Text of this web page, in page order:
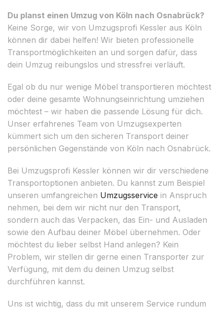
Du planst einen Umzug von Köln nach Osnabrück?
Keine Sorge, wir von Umzugsprofi Kessler aus Köln
können dir dabei helfen! Wir bieten professionelle
Transportmöglichkeiten an und sorgen dafür, dass
dein Umzug reibungslos und stressfrei verläuft.
Egal ob du nur wenige Möbel transportieren möchtest
oder deine gesamte Wohnungseinrichtung umziehen
möchtest – wir haben die passende Lösung für dich.
Unser erfahrenes Team von Umzugsexperten
kümmert sich um den sicheren Transport deiner
persönlichen Gegenstände von Köln nach Osnabrück.
Bei Umzugsprofi Kessler können wir dir verschiedene
Transportoptionen anbieten. Du kannst zum Beispiel
unseren umfangreichen Umzugsservice in Anspruch
nehmen, bei dem wir nicht nur den Transport,
sondern auch das Verpacken, das Ein- und Ausladen
sowie den Aufbau deiner Möbel übernehmen. Oder
möchtest du lieber selbst Hand anlegen? Kein
Problem, wir stellen dir gerne einen Transporter zur
Verfügung, mit dem du deinen Umzug selbst
durchführen kannst.
Uns ist wichtig, dass du mit unserem Service rundum